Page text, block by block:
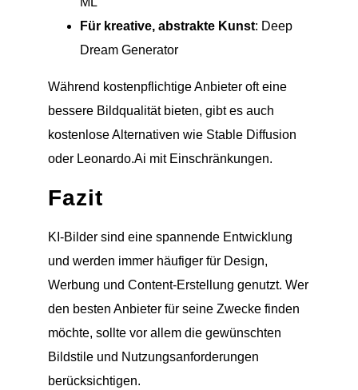
Für kreative, abstrakte Kunst: Deep
Dream Generator
Während kostenpflichtige Anbieter oft eine
bessere Bildqualität bieten, gibt es auch
kostenlose Alternativen wie Stable Diffusion
oder Leonardo.Ai mit Einschränkungen.
Fazit
KI-Bilder sind eine spannende Entwicklung
und werden immer häufiger für Design,
Werbung und Content-Erstellung genutzt. Wer
den besten Anbieter für seine Zwecke finden
möchte, sollte vor allem die gewünschten
Bildstile und Nutzungsanforderungen
berücksichtigen.